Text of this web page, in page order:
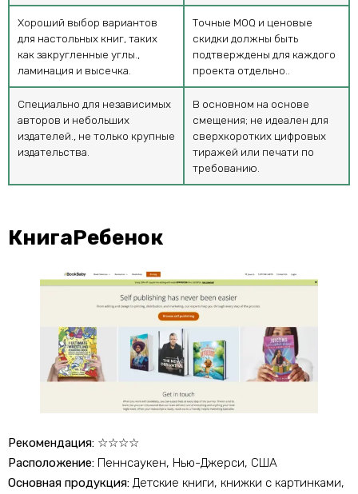
Хороший выбор вариантов
для настольных книг, таких
как закругленные углы.,
ламинация и высечка.
Точные MOQ и ценовые
скидки должны быть
подтверждены для каждого
проекта отдельно..
Специально для независимых
авторов и небольших
издателей., не только крупные
издательства.
В основном на основе
смещения; не идеален для
сверхкоротких цифровых
тиражей или печати по
требованию.
КнигаРебенок
Рекомендация: ☆☆☆☆
Расположение: Пеннсаукен, Нью-Джерси, США
Основная продукция: Детские книги, книжки с картинками,